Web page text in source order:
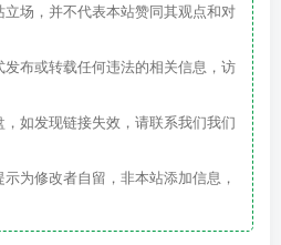
场，并不代表本站赞同其观点和对
布或转载任何违法的相关信息，访
如发现链接失效，请联系我们我们
为修改者自留，非本站添加信息，